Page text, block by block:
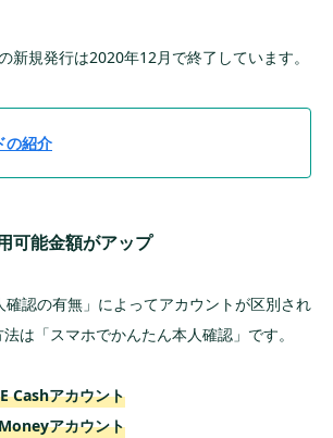
新規発行は2020年12月で終了しています。
の紹介
可能金額がアップ
確認の有無」によってアカウントが区別され
は「スマホでかんたん本人確認」です。
Cashアカウント
アカウント